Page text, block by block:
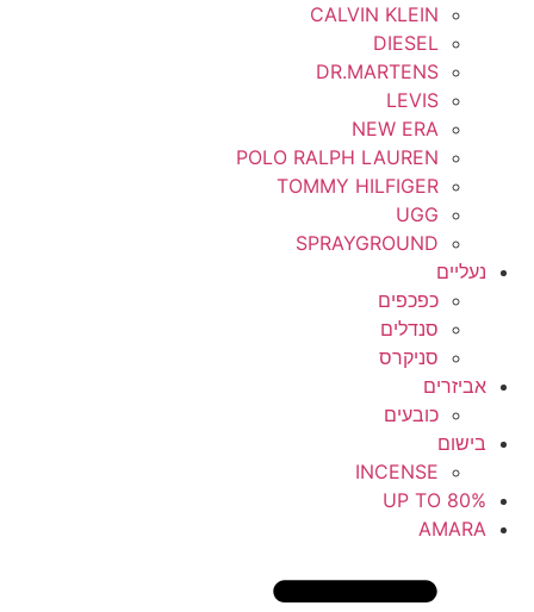
CALVIN KLEIN
DIESEL
DR.MARTENS
LEVIS
NEW ERA
POLO RALPH LAUREN
TOMMY HILFIGER
UGG
SPRAYGROUND
נעליים
כפכפים
סנדלים
סניקרס
אביזרים
כובעים
בישום
INCENSE
UP TO 80%
AMARA